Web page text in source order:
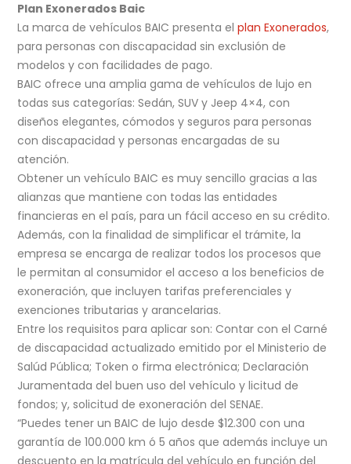
Plan Exonerados Baic
La marca de vehículos BAIC presenta elplan Exonerados,
para personas con discapacidad sin exclusión de
modelos y con facilidades de pago.
BAIC ofrece una amplia gama de vehículos de lujo en
todas sus categorías: Sedán, SUV y Jeep 4×4, con
diseños elegantes, cómodos y seguros para personas
con discapacidad y personas encargadas de su
atención.
Obtener un vehículo BAIC es muy sencillo gracias a las
alianzas que mantiene con todas las entidades
financieras en el país, para un fácil acceso en su crédito.
Además, con la finalidad de simplificar el trámite, la
empresa se encarga de realizar todos los procesos que
le permitan al consumidor el acceso a los beneficios de
exoneración, que incluyen tarifas preferenciales y
exenciones tributarias y arancelarias.
Entre los requisitos para aplicar son: Contar con el Carné
de discapacidad actualizado emitido por el Ministerio de
Salúd Pública; Token o firma electrónica; Declaración
Juramentada del buen uso del vehículo y licitud de
fondos; y, solicitud de exoneración del SENAE.
“Puedes tener un BAIC de lujo desde $12.300 con una
garantía de 100.000 km ó 5 años que además incluye un